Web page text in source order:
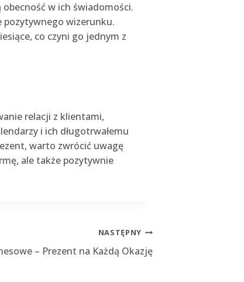
w ich świadomości.
pozytywnego wizerunku.
co czyni go jednym z
relacji z klientami,
i ich długotrwałemu
warto zwrócić uwagę
ale także pozytywnie
NASTĘPNY
– Prezent na Każdą Okazję